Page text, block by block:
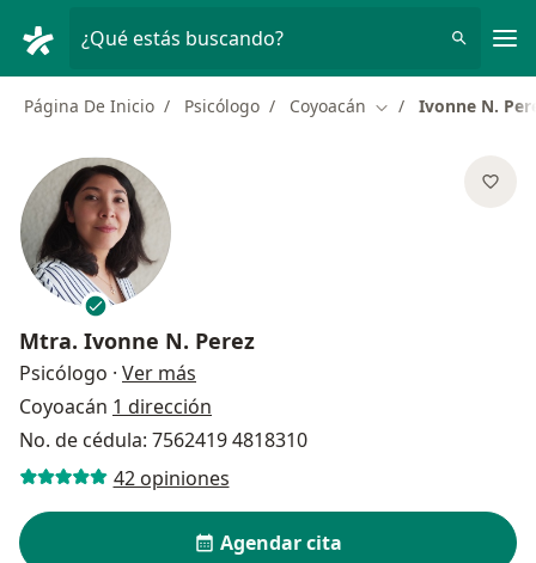
¿Qué estás buscando?
Página De Inicio Psicólogo Coyoacán Cambiar de ciudad
Ivonne N.
Mtra. Ivonne N. Perez
Psicólogo · Ver más
Coyoacán 1 dirección
No. de cédula: 7562419 4818310
42 opiniones
Agendar cita